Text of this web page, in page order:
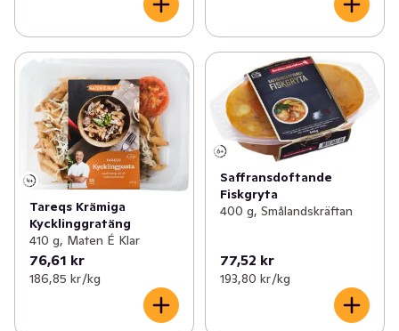
Tareqs Krämiga
Kycklinggratäng
410 g, Maten É Klar
76,61 kr
186,85 kr /kg
Saffransdoftande
Fiskgryta
400 g, Smålandskräftan
77,52 kr
193,80 kr /kg